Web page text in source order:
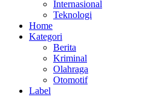
Internasional
Teknologi
Home
Kategori
Berita
Kriminal
Olahraga
Otomotif
Label